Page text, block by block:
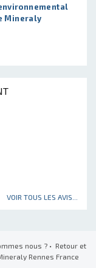
Mineraly
VOIR TOUS LES AVIS...
nous ? • Retour et
Rennes France